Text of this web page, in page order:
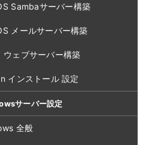
Sambaサーバー構築
メールサーバー構築
ェブサーバー構築
インストール 設定
サーバー設定
全般